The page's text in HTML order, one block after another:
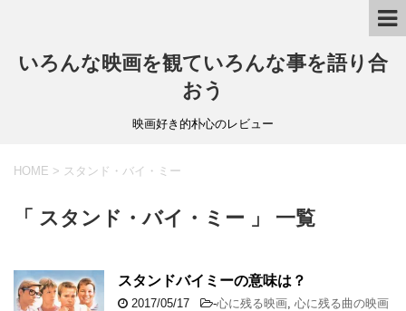
いろんな映画を観ていろんな事を語り合
おう
映画好き的朴心のレビュー
HOME > スタンド・バイ・ミー
「 スタンド・バイ・ミー 」 一覧
スタンドバイミーの意味は？
2017/05/17 -心に残る映画 心に残る曲の映画